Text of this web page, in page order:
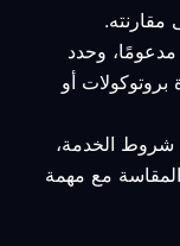
مقارنته.
وحدد
بروتوكولات أو
شروط الخدمة،
مع مهمة